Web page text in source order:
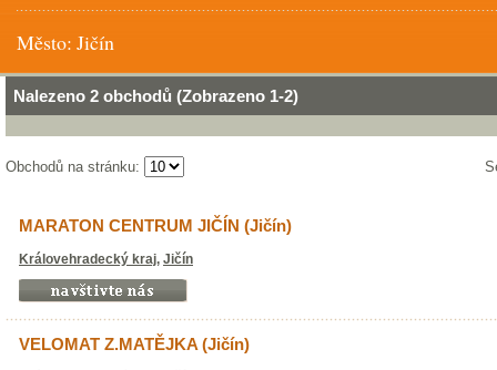
Město: Jičín
Nalezeno 2 obchodů (Zobrazeno 1-2)
Obchodů na stránku:
MARATON CENTRUM JIČÍN (Jičín)
Královehradecký kraj, Jičín
VELOMAT Z.MATĚJKA (Jičín)